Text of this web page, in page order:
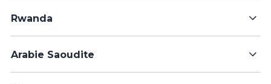
Rwanda
Arabie Saoudite